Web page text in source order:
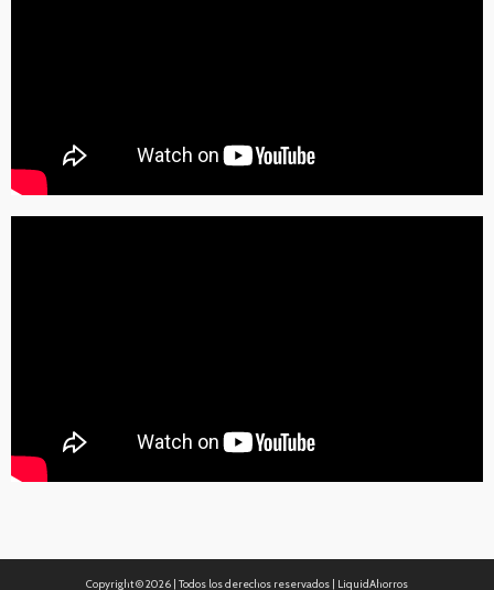
Copyright ©2026 | Todos los derechos reservados | LiquidAhorros